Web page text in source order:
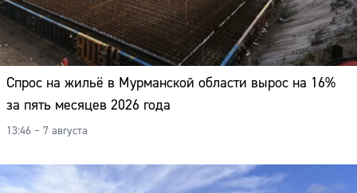
Спрос на жильё в Мурманской области вырос на 16%
за пять месяцев 2026 года
13:46 – 7 августа